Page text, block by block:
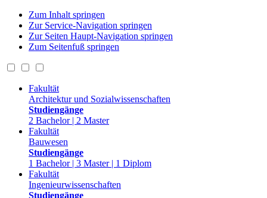
Zum Inhalt springen
Zur Service-Navigation springen
Zur Seiten Haupt-Navigation springen
Zum Seitenfuß springen
Fakultät
Architektur und Sozialwissenschaften
Studiengänge
2 Bachelor | 2 Master
Fakultät
Bauwesen
Studiengänge
1 Bachelor | 3 Master | 1 Diplom
Fakultät
Ingenieurwissenschaften
Studiengänge